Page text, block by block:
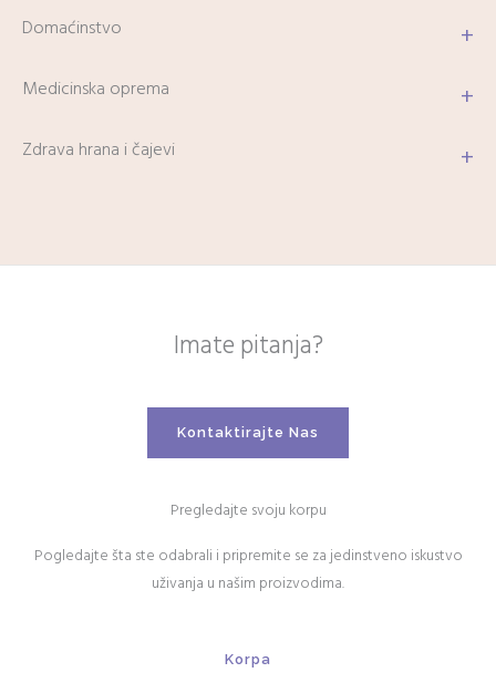
Domaćinstvo +
Medicinska oprema +
Zdrava hrana i čajevi +
Imate pitanja?
Kontaktirajte Nas
Pregledajte svoju korpu
Pogledajte šta ste odabrali i pripremite se za jedinstveno iskustvo
uživanja u našim proizvodima.
Korpa